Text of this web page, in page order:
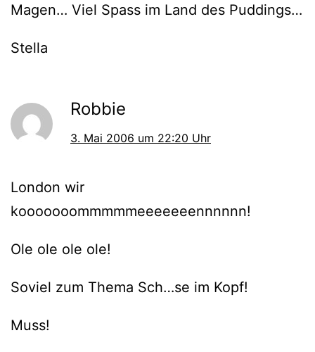
Magen… Viel Spass im Land des Puddings…
Stella
Robbie
3. Mai 2006 um 22:20 Uhr
London wir
kooooooommmmmeeeeeeennnnnn!
Ole ole ole ole!
Soviel zum Thema Sch…se im Kopf!
Muss!